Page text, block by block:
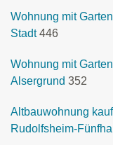
Wohnung mit
Stadt 446
Wohnung mit
Alsergrund 352
Altbauwohnung
Rudolfsheim-